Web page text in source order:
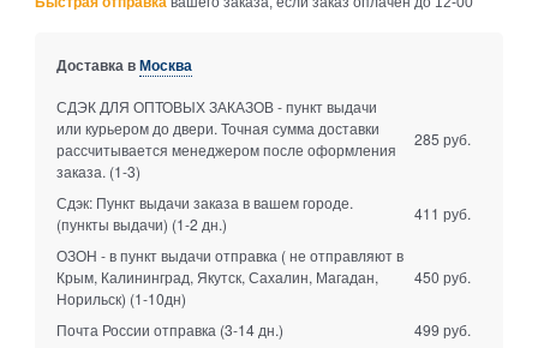
Доставка вМосква
СДЭК ДЛЯ ОПТОВЫХ ЗАКАЗОВ - пункт выдачи
или курьером до двери. Точная сумма доставки
рассчитывается менеджером после оформления
заказа. (1-3)
285 руб.
Сдэк: Пункт выдачи заказа в вашем городе.
(пункты выдачи) (1-2 дн.)
411 руб.
ОЗОН - в пункт выдачи отправка ( не отправляют в
Крым, Калининград, Якутск, Сахалин, Магадан,
Норильск) (1-10дн)
450 руб.
Почта России отправка (3-14 дн.)
499 руб.